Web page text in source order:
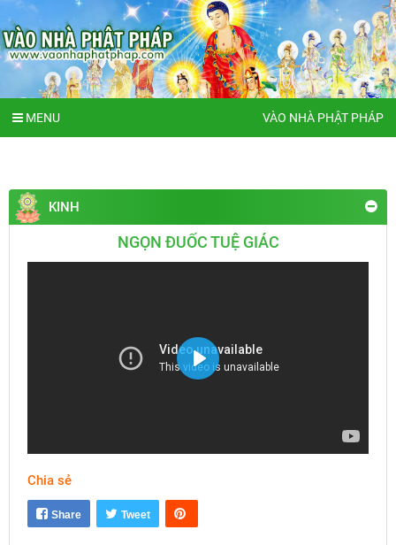
MENU VÀO NHÀ PHẬT PHÁP
KINH
NGỌN ĐUỐC TUỆ GIÁC
Play
Chia sẻ
Share Tweet